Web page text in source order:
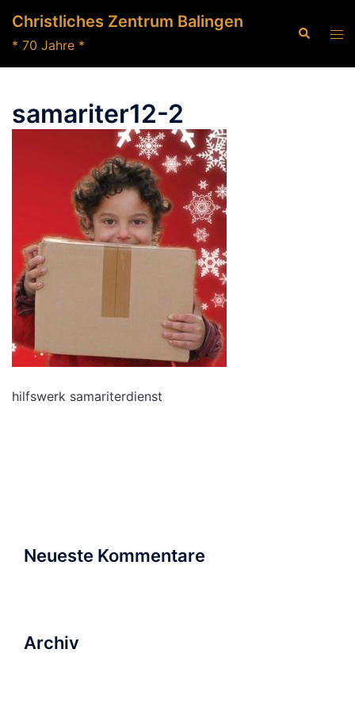
Inhalt
springen
Christliches Zentrum Balingen
* 70 Jahre *
Suche
samariter12-2
hilfswerk samariterdienst
Neueste Kommentare
Archiv